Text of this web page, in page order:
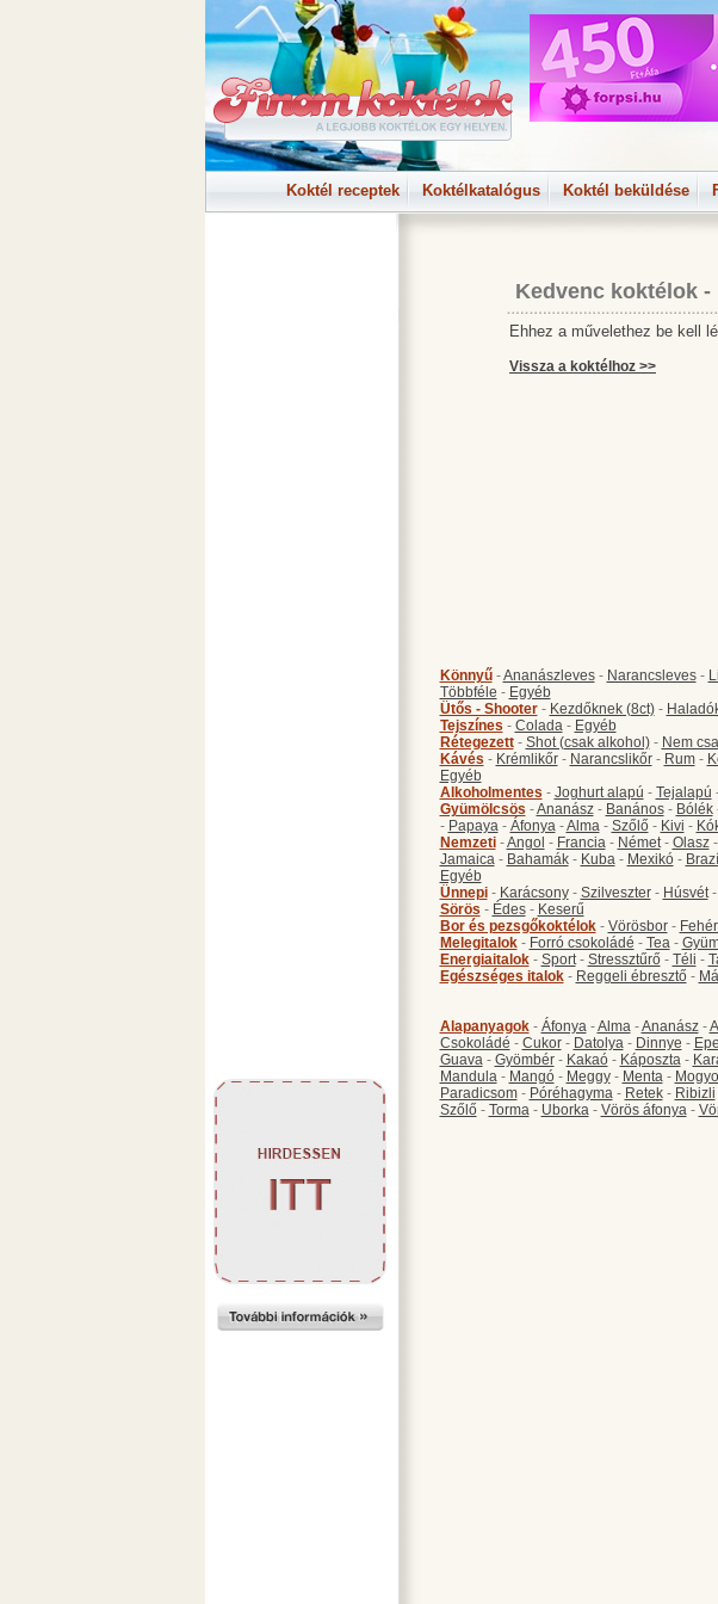
Koktél receptek Koktélkatalógus Koktél beküldése
Kedvenc koktélok -
Ehhez a művelethez be kell
Vissza a koktélhoz >>
Könnyű-Ananászleves- Narancsleves-
Többféle - Egyéb
Ütős - Shooter- Kezdőknek (8ct)-
Tejszínes - Colada- Egyéb
Rétegezett- Shot (csak alkohol)- Nem
Kávés - Krémlikőr- Narancslikőr- Rum-
Egyéb
Alkoholmentes - Joghurt alapú - Tejalapú
Gyümölcsös -Ananász- Banános- Bólék
- Papaya- Áfonya-Alma- Szőlő- Kivi -
Nemzeti-Angol - Francia- Német- Olasz-
Jamaica- Bahamák- Kuba- Mexikó-
Egyéb
Ünnepi- Karácsony- Szilveszter- Húsvét-
Sörös - Édes- Keserű
Bor és pezsgőkoktélok- Vörösbor-
Melegitalok- Forró csokoládé - Tea-
Energiaitalok- Sport- Stressztűrő- Téli -
Egészséges italok- Reggeli ébresztő-
Alapanyagok- Áfonya-Alma-Ananász-
Csokoládé - Cukor- Datolya- Dinnye -
Guava- Gyömbér- Kakaó- Káposzta-
Mandula- Mangó- Meggy- Menta-
Paradicsom- Póréhagyma- Retek- Ribizli
Szőlő- Torma- Uborka- Vörös áfonya-